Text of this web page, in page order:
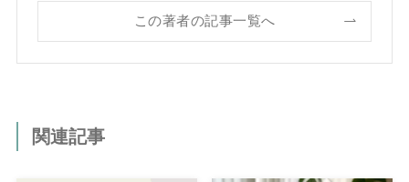
この著者の記事一覧へ
関連記事